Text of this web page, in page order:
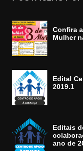
Confira
Mulher
Edital
2019.1
Editais
ano de